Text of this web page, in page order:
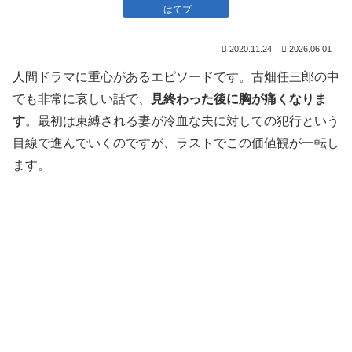
はてブ
2020.11.24 2026.06.01
人間ドラマに重心があるエピソードです。古畑任三郎の中
でも非常に哀しい話で、
見終わった後に胸が痛くなりま
す。最初は束縛される妻が冷血な夫に対しての犯行という
目線で進んでいくのですが、ラストでこの価値観が一転し
ます。